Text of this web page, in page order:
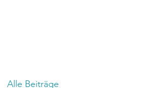
Alle Beiträge